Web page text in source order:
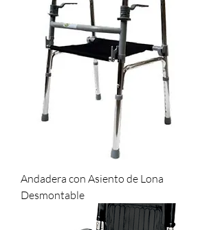
Andadera con Asiento de Lona
Desmontable